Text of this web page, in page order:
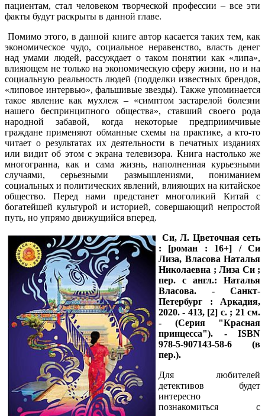
пациентам, стал человеком творческой профессии – все эти
факты будут раскрыты в данной главе.
Помимо этого, в данной книге автор касается таких тем, как
экономическое чудо, социальное неравенство, власть денег
над умами людей, рассуждает о таком понятии как «липа»,
влияющем не только на экономическую сферу жизни, но и на
социальную реальность людей (подделки известных брендов,
«липовое интервью», фальшивые звезды). Также упоминается
такое явление как мухлеж – «симптом застарелой болезни
нашего беспринципного общества», ставший своего рода
народной забавой, когда некоторые предприимчивые
граждане применяют обманные схемы на практике, а кто-то
читает о результатах их деятельности в печатных изданиях
или видит об этом с экрана телевизора. Книга настолько же
многогранна, как и сама жизнь, наполненная курьезными
случаями, серьезными размышлениями, пониманием
социальных и политических явлений, влияющих на китайское
общество. Перед нами предстанет многоликий Китай с
богатейшей культурой и историей, совершающий непростой
путь, но упрямо движущийся вперед.
Си, Л. Цветочная сеть
: [роман : 16+] / Си
Лиза, Власова Наталья
Николаевна ; Лиза Си ;
пер. с англ.: Наталья
Власова. - Санкт-
Петербург : Аркадия,
2020. - 413, [2] с. ; 21 см.
- (Серия "Красная
принцесса"). - ISBN
978-5-907143-58-6 (в
пер.).
Для любителей
детективов будет
интересно
познакомиться с